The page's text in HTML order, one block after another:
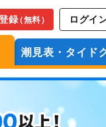
録（無料） ログイ
潮見表・タイド